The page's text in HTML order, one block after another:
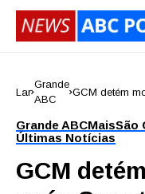
Lar
Grande
ABC
GCM detém
Grande ABCMaisSão
Últimas Notícias
GCM